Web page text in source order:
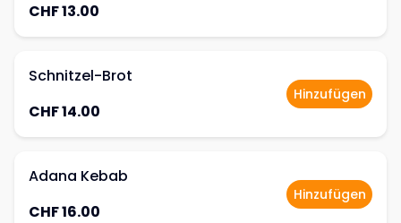
CHF 13.00
Schnitzel-Brot
CHF 14.00
Hinzufügen
Adana Kebab
CHF 16.00
Hinzufügen